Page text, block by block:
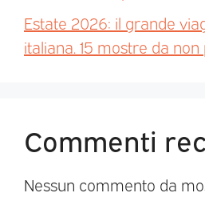
Estate 2026: il grande
italiana. 15 mostre da
Commenti
Nessun commento da